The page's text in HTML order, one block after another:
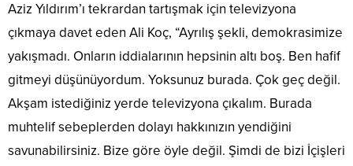
Aziz Yıldırım’ı tekrardan tartışmak için televizyona
çıkmaya davet eden Ali Koç, “Ayrılış şekli, demokrasimize
yakışmadı. Onların iddialarının hepsinin altı boş. Ben hafif
gitmeyi düşünüyordum. Yoksunuz burada. Çok geç değil.
Akşam istediğiniz yerde televizyona çıkalım. Burada
muhtelif sebeplerden dolayı hakkınızın yendiğini
savunabilirsiniz. Bize göre öyle değil. Şimdi de bizi İçişleri